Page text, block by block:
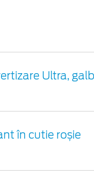
Ultra,
în cutie roșie